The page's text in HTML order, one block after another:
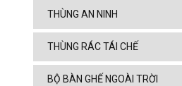
THÙNG AN NINH
THÙNG RÁC TÁI CHẾ
BỘ BÀN GHẾ NGOÀI TRỜI